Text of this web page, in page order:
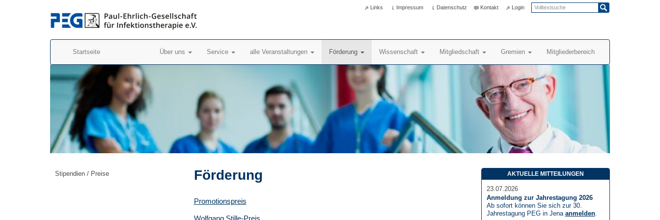
Startseite Über uns Service alle Veranstaltungen Förderung Wissenschaft Mitgliedschaft Gremien Mitgliederbereich
Links Impressum Datenschutz Kontakt Login
Förderung
Promotionspreis
Wolfgang Stille-Preis
Stipendien / Preise AKTUELLE MITTEILUNGEN
23.07.2026
Anmeldung zur Jahrestagung 2026
Ab sofort können Sie sich zur 30.
Jahrestagung PEG in Jena anmelden.